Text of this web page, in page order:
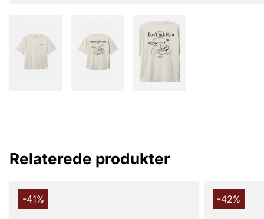
Relaterede produkter
-41% -42%